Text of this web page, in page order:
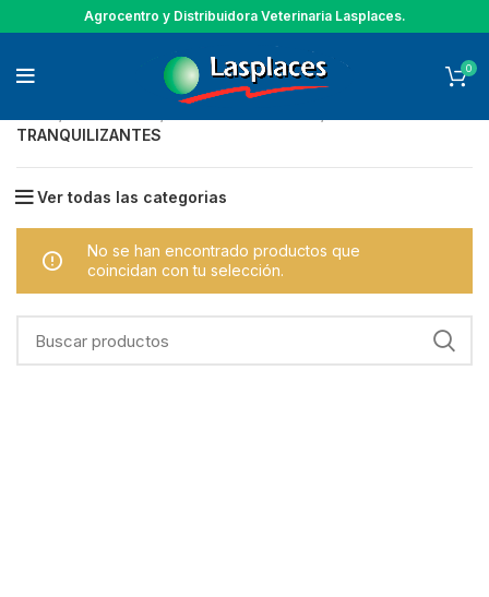
Agrocentro y Distribuidora Veterinaria Lasplaces.
0
TRANQUILIZANTES
Ver todas las categorias
No se han encontrado productos que
coincidan con tu selección.